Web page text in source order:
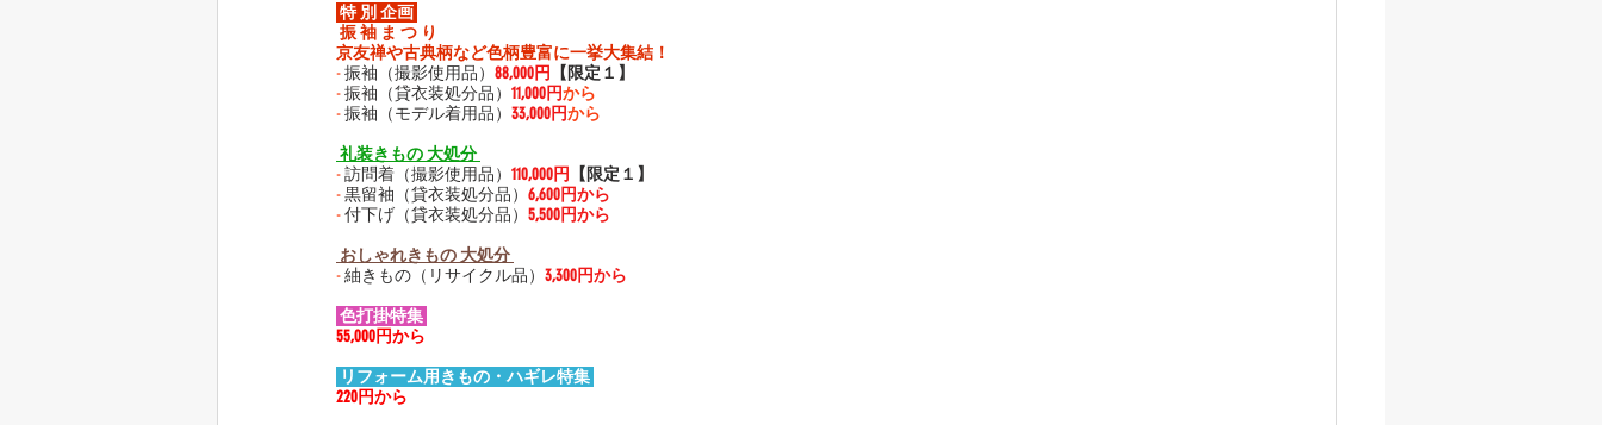
特 別 企画
振 袖 ま つ り
京友禅や古典柄など色柄豊富に一挙大集結！
- 振袖（撮影使用品） 88,000円
【限定１】
- 振袖（貸衣装処分品） 11,000円から
- 振袖（モデル着用品） 33,000円から
礼装きもの 大処分
- 訪問着（撮影使用品） 110,000円
【限定１】
- 黒留袖 （貸衣装処分品） 6,600円から
-付下げ（貸衣装処分品） 5,500円から
おしゃれきもの 大処分
- 紬きもの（リサイクル品） 3,300円から
色打掛特集
55,000円から
リフォーム用きもの・ハギレ特集
220円から